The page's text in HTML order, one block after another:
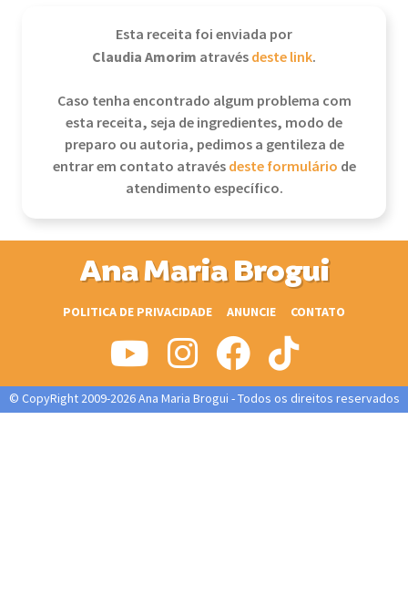
Esta receita foi enviada por
Claudia Amorim atravésdeste link.
Caso tenha encontrado algum problema com
esta receita, seja de ingredientes, modo de
preparo ou autoria, pedimos a gentileza de
entrar em contato atravésdeste formulário de
atendimento específico.
Ana Maria Brogui
POLITICA DE PRIVACIDADE ANUNCIE CONTATO
© CopyRight 2009-2026 Ana Maria Brogui - Todos os direitos reservados